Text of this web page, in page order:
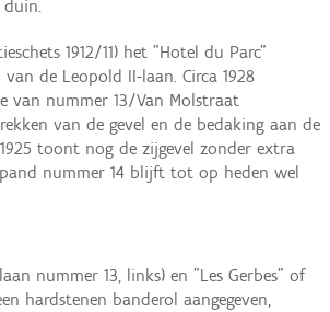
duin.
1912/11) het "Hotel du Parc"
de Leopold II-laan. Circa 1928
van nummer 13/Van Molstraat
van de gevel en de bedaking aan de
toont nog de zijgevel zonder extra
nummer 14 blijft tot op heden wel
nummer 13, links) en "Les Gerbes" of
hardstenen banderol aangegeven,